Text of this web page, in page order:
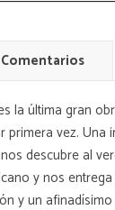
Comentarios
la última gran
primera vez. Una
descubre al
y nos
y un